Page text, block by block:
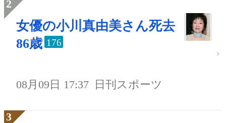
女優の小川真由美さん死去
86歳 176
08月09日 17:37 日刊スポーツ